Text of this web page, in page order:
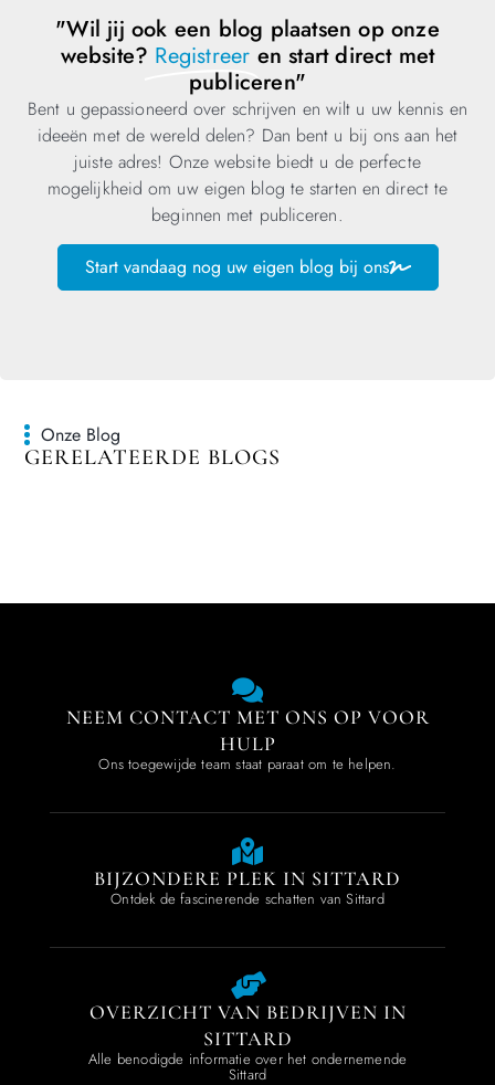
"Wil jij ook een blog plaatsen op onze
website? Registreer en start direct met
publiceren"
Bent u gepassioneerd over schrijven en wilt u uw kennis en
ideeën met de wereld delen? Dan bent u bij ons aan het
juiste adres! Onze website biedt u de perfecte
mogelijkheid om uw eigen blog te starten en direct te
beginnen met publiceren.
Start vandaag nog uw eigen blog bij ons
Onze Blog
GERELATEERDE BLOGS
NEEM CONTACT MET ONS OP VOOR
HULP
Ons toegewijde team staat paraat om te helpen.
BIJZONDERE PLEK IN SITTARD
Ontdek de fascinerende schatten van Sittard
OVERZICHT VAN BEDRIJVEN IN
SITTARD
Alle benodigde informatie over het ondernemende
Sittard